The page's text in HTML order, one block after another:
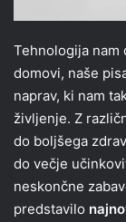
Tehnologija nam
domovi, naše
naprav, ki nam
življenje. Z
do boljšega
do večje
neskončne
predstavilo